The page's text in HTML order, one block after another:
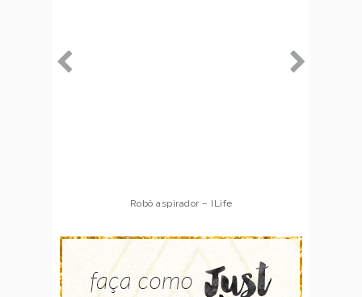
Robô aspirador – ILife